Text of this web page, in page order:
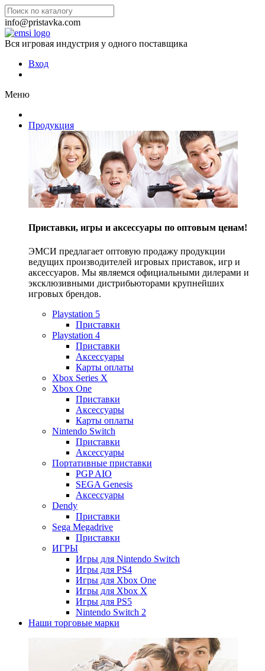
info@pristavka.com
Вся игровая индустрия у одного поставщика
Вход
Меню
Продукция
Приставки, игры и аксессуары по оптовым ценам!
ЭМСИ предлагает оптовую продажу продукции
ведущих производителей игровых приставок, игр и
аксессуаров. Мы являемся официальными дилерами и
эксклюзивными дистрибьюторами крупнейших
игровых брендов.
Playstation 5
Приставки
Playstation 4
Приставки
Аксессуары
Карты оплаты
Xbox Series X
Xbox One
Приставки
Аксессуары
Карты оплаты
Nintendo Switch
Приставки
Аксессуары
Портативные приставки
PGP AIO
SEGA Genesis
Аксессуары
Dendy
Приставки
Sega Megadrive
Приставки
ИГРЫ
Игры для Nintendo Switch
Игры для PS4
Игры для Xbox One
Игры для Xbox X
Игры для PS5
Nintendo Switch 2
Наши торговые марки